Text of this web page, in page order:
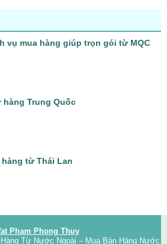
vụ mua hàng giúp trọn gói từ MQC
hàng Trung Quốc
từ Thái Lan
Từ Nước Ngoài – Mua Bán Hàng Nước